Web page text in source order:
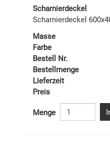
Scharnierdeckel
Scharnierdeckel
Masse
Farbe
Bestell Nr.
Bestellmenge
Lieferzeit
Preis
Menge